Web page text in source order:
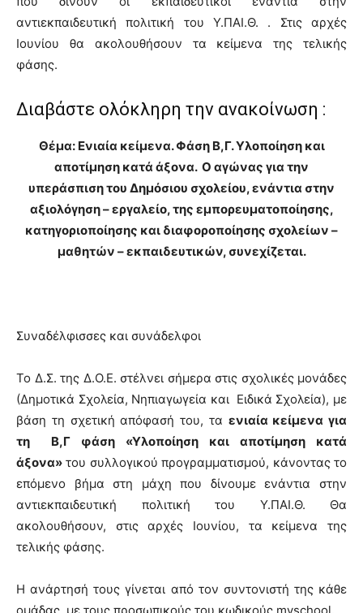
αντιεκπαιδευτική πολιτική του Υ.ΠΑΙ.Θ. . Στις αρχές
Ιουνίου θα ακολουθήσουν τα κείμενα της τελικής
φάσης.
Διαβάστε ολόκληρη την ανακοίνωση :
Θέμα: Ενιαία κείμενα. Φάση Β,Γ. Υλοποίηση και
αποτίμηση κατά άξονα. Ο αγώνας για την
υπεράσπιση του Δημόσιου σχολείου, ενάντια στην
αξιολόγηση – εργαλείο, της εμπορευματοποίησης,
κατηγοριοποίησης και διαφοροποίησης σχολείων –
μαθητών – εκπαιδευτικών, συνεχίζεται.
Συναδέλφισσες και συνάδελφοι
Το Δ.Σ. της Δ.Ο.Ε. στέλνει σήμερα στις σχολικές μονάδες
(Δημοτικά Σχολεία, Νηπιαγωγεία και Ειδικά Σχολεία), με
βάση τη σχετική απόφασή του, τα ενιαία κείμενα για
τη Β,Γ φάση «Υλοποίηση και αποτίμηση κατά
άξονα» του συλλογικού προγραμματισμού, κάνοντας το
επόμενο βήμα στη μάχη που δίνουμε ενάντια στην
αντιεκπαιδευτική πολιτική του Υ.ΠΑΙ.Θ. Θα
ακολουθήσουν, στις αρχές Ιουνίου, τα κείμενα της
τελικής φάσης.
Η ανάρτησή τους γίνεται από τον συντονιστή της κάθε